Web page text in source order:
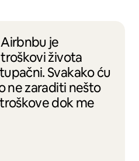
je
života
Svakako ću
ne zaraditi nešto
dok me